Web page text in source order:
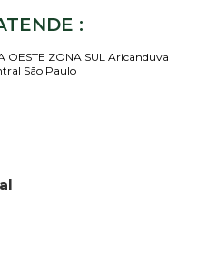
:
OESTE ZONA SUL Aricanduva
São Paulo